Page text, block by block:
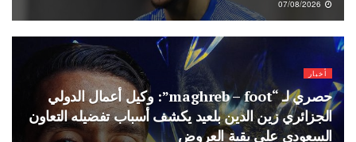
أخبار
حصري لـ “maghreb – foot”: وكيل أعمال الدولي
الجزائري زين الدين بلعيد يكشف أسباب تفضيله التعاون
السعودي على بقية العروض